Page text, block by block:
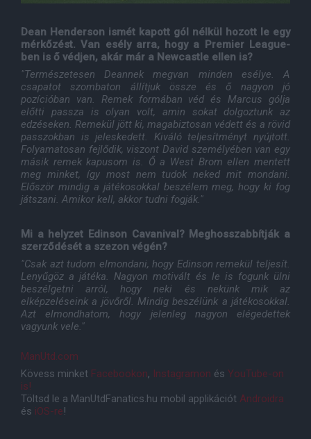
Dean Henderson ismét kapott gól nélkül hozott le egy
mérkőzést. Van esély arra, hogy a Premier League-
ben is ő védjen, akár már a Newcastle ellen is?
"Természetesen Deannek megvan minden esélye. A
csapatot szombaton állítjuk össze és ő nagyon jó
pozícióban van. Remek formában véd és Marcus gólja
előtti passza is olyan volt, amin sokat dolgoztunk az
edzéseken. Remekül jött ki, magabiztosan védett és a rövid
passzokban is jeleskedett. Kiváló teljesítményt nyújtott.
Folyamatosan fejlődik, viszont David személyében van egy
másik remek kapusom is. Ő a West Brom ellen mentett
meg minket, így most nem tudok neked mit mondani.
Először mindig a játékosokkal beszélem meg, hogy ki fog
játszani. Amikor kell, akkor tudni fogják."
Mi a helyzet Edinson Cavanival? Meghosszabbítják a
szerződését a szezon végén?
"Csak azt tudom elmondani, hogy Edinson remekül teljesít.
Lenyűgöz a játéka. Nagyon motivált és le is fogunk ülni
beszélgetni arról, hogy neki és nekünk mik az
elképzeléseink a jövőről. Mindig beszélünk a játékosokkal.
Azt elmondhatom, hogy jelenleg nagyon elégedettek
vagyunk vele."
ManUtd.com
Kövess minket Facebookon, Instagramon és YouTube-on
is!
Töltsd le a ManUtdFanatics.hu mobil applikációt Androidra
és iOS-re!